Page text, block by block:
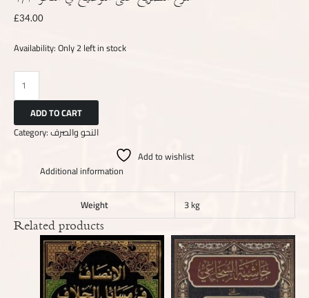
£34.00
Availability:Only 2 left in stock
ADD TO CART
Category:النحو والصرف
Add to wishlist
Additional information
Weight 3 kg
Related products